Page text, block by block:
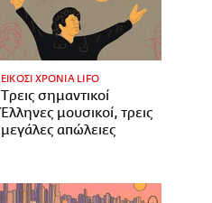
ΕΙΚΟΣΙ ΧΡΟΝΙΑ LIFO
Tρεις σημαντικοί
Έλληνες μουσικοί, τρεις
μεγάλες απώλειες